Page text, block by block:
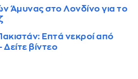
Άμυνας στο Λονδίνο για τo
Επτά νεκροί από
βίντεο